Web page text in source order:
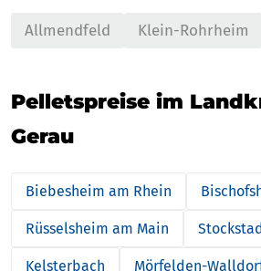
Allmendfeld Klein-Rohrheim
Pelletspreise im
Gerau
Biebesheim am Rhein
Rüsselsheim am Main
Kelsterbach Mörfelden-